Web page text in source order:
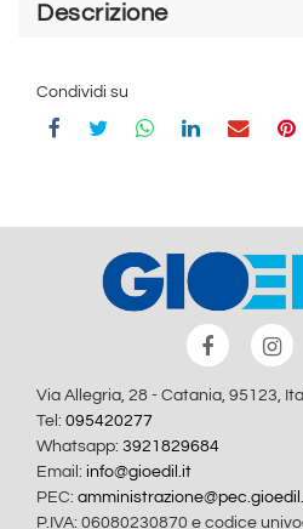
Descrizione
Condividi su
Via Allegria, 28 - Catania, 95123,
Tel: 095420277
Whatsapp: 3921829684
Email: info@gioedil.it
PEC:
P.IVA: 06080230870 e codice